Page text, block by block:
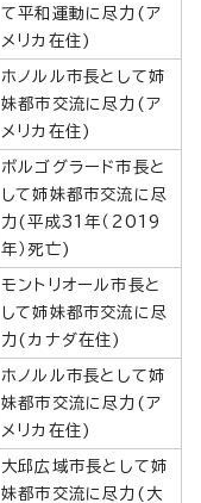
て平和運動に尽力(ア
メリカ在住)
ホノルル市長として姉
妹都市交流に尽力(ア
メリカ在住)
ボルゴグラード市長と
して姉妹都市交流に尽
力(平成31年（2019
年）死亡)
モントリオール市長と
して姉妹都市交流に尽
力(カナダ在住)
ホノルル市長として姉
妹都市交流に尽力(ア
メリカ在住)
大邱広域市長として姉
妹都市交流に尽力(大